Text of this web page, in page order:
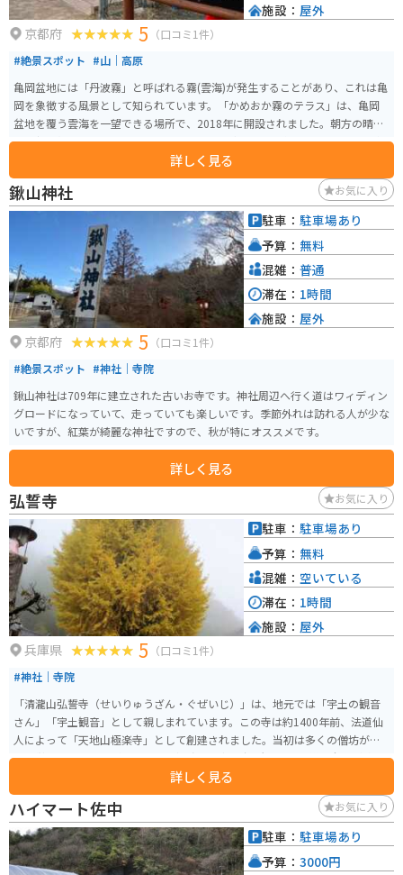
京都府 5 （口コミ1件）
#絶景スポット #山｜高原
亀岡盆地には「丹波霧」と呼ばれる霧(雲海)が発生することがあり、これは亀
岡を象徴する風景として知られています。「かめおか霧のテラス」は、亀岡
盆地を覆う雲海を一望できる場所で、2018年に開設されました。朝方の晴れ
た早朝に望む風景は特に素晴らしいです。公式サイトも作られており、霧が
かった絶景を見やすいタイミングなども掲載されています。 亀岡ICから約10
分で到着します。少し幅の狭い山道を登る必要がありますが、周辺にはゴル
フ場もあったり、配達業の方も利用する道なので、比較的安心して絶景を楽
しめます。
詳しく見る
施設： 屋外
鍬山神社 お気に入り
京都府 5 （口コミ1件）
#絶景スポット #神社｜寺院
鍬山神社は709年に建立された古いお寺です。神社周辺へ行く道はワィディン
グロードになっていて、走っていても楽しいです。季節外れは訪れる人が少な
いですが、紅葉が綺麗な神社ですので、秋が特にオススメです。
詳しく見る
駐車： 駐車場あり
予算： 無料
混雑： 普通
滞在： 1時間
施設： 屋外
弘誓寺 お気に入り
兵庫県 5 （口コミ1件）
#神社｜寺院
「清瀧山弘誓寺（せいりゅうざん・ぐぜいじ）」は、地元では「宇土の観音
さん」「宇土観音」として親しまれています。この寺は約1400年前、法道仙
人によって「天地山極楽寺」として創建されました。当初は多くの僧坊があ
り、栄えていましたが、1184年（寿永３年）に源氏による火災で全山が焼失
しました。それでも、ご本尊の聖観世音菩薩は滝に隠されて難を逃れ、後に
再建されました。1473年（文明5年）に曹洞宗に改宗し、清瀧山弘誓寺と名
を改められました。 寺内には多くの仏像が祀られており、庭には美しい大銀
杏があります。寺の近くには展望所があり、山巡りも楽しめます。年間を通じ
て様々な祭りや行事が行われています。特に、毎月17日には病気封じのご利
益で知られる例祭があり、多くの参拝者が訪れます。 場所としては、国の史
詳しく見る
駐車： 駐車場あり
予算： 無料
混雑： 空いている
滞在： 1時間
施設： 屋外
ハイマート佐中 お気に入り
駐車： 駐車場あり
予算： 3000円